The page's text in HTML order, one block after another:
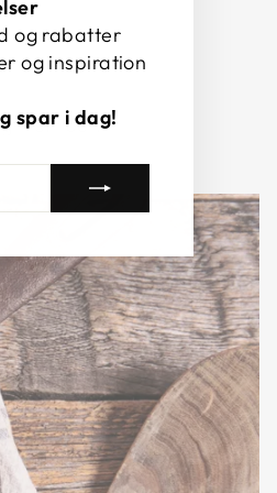
og rabatter
og inspiration
spar i dag!